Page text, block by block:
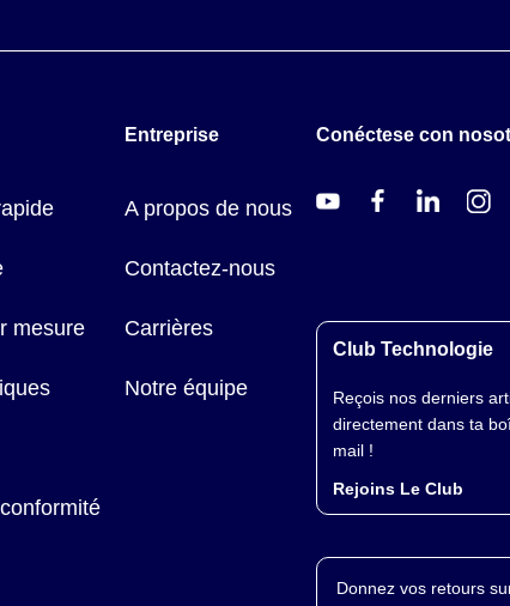
mesure
Entreprise
A propos de nous
Contactez-nous
Carrières
Notre équipe
Conéctese con
Club Technologie
Reçois nos derniers
directement dans ta
mail !
Rejoins Le Club
Donnez vos retours